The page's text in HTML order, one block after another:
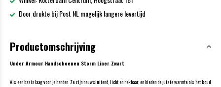
Door drukte bij Post NL mogelijk langere levertijd
Productomschrijving
Under Armour Handschoenen Storm Liner Zwart
Als een basislaag voor je handen. Ze zijn nauwsluitend, licht en rekbaar, en bieden de juiste warmte als het koud